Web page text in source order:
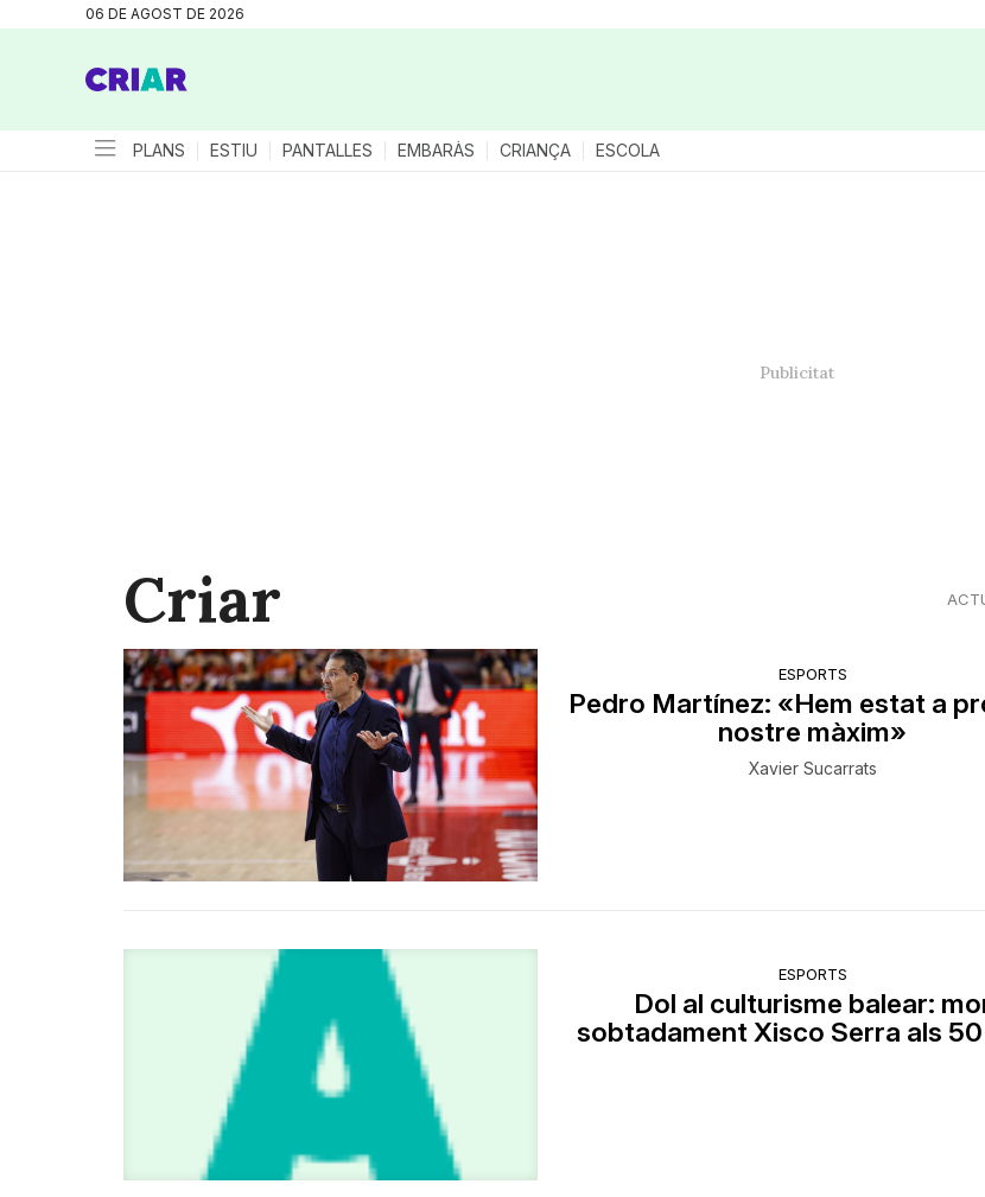
06 DE AGOST DE 2026
PLANS ESTIU PANTALLES EMBARÀS CRIANÇA ESCOLA
Criar
ESPORTS
Pedro Martínez: «Hem estat a
nostre màxim»
Xavier Sucarrats
ESPORTS
Dol al culturisme balear:
sobtadament Xisco Serra als